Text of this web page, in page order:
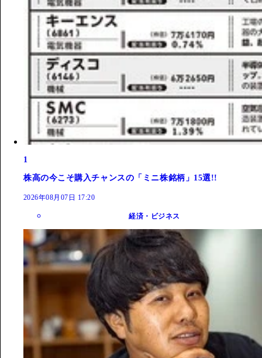
1
株高の今こそ購入チャンスの「ミニ株銘柄」15選!!
2026年08月07日 17:20
経済・ビジネス